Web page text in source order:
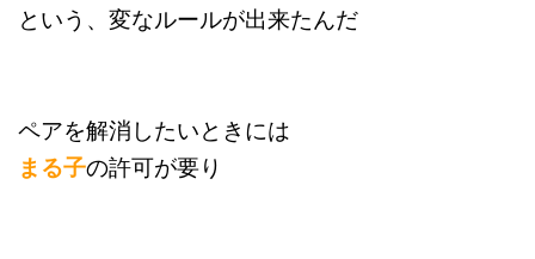
という、変なルールが出来たんだ
ペアを解消したいときには
まる子の許可が要り